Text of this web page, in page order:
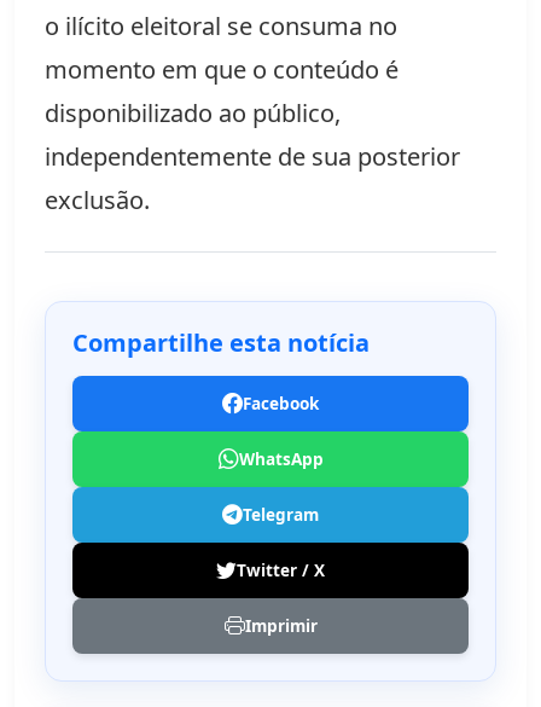
o ilícito eleitoral se consuma no
momento em que o conteúdo é
disponibilizado ao público,
independentemente de sua posterior
exclusão.
Compartilhe esta notícia
Facebook
WhatsApp
Telegram
Twitter / X
Imprimir